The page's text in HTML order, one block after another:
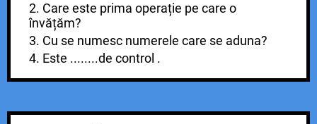
2. Care este prima operație pe care o
învățăm?
3. Cu se numesc numerele care se aduna?
4. Este ........de control .